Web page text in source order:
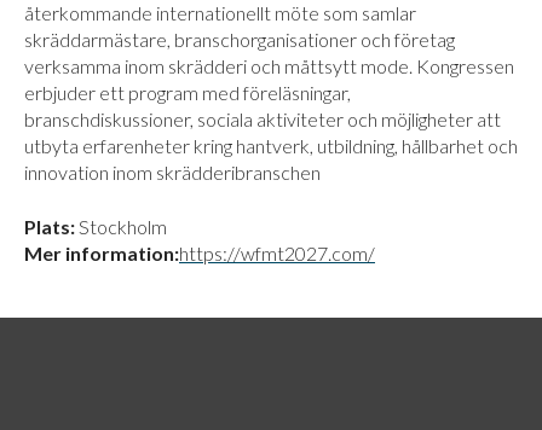
återkommande internationellt möte som samlar
skräddarmästare, branschorganisationer och företag
verksamma inom skrädderi och måttsytt mode. Kongressen
erbjuder ett program med föreläsningar,
branschdiskussioner, sociala aktiviteter och möjligheter att
utbyta erfarenheter kring hantverk, utbildning, hållbarhet och
innovation inom skrädderibranschen
Plats: Stockholm
Mer information:https://wfmt2027.com/